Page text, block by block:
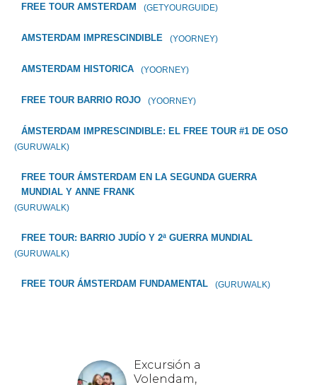
FREE TOUR AMSTERDAM (GETYOURGUIDE)
AMSTERDAM IMPRESCINDIBLE (YOORNEY)
AMSTERDAM HISTORICA (YOORNEY)
FREE TOUR BARRIO ROJO (YOORNEY)
ÁMSTERDAM IMPRESCINDIBLE: EL FREE TOUR #1 DE OSO
(GURUWALK)
FREE TOUR ÁMSTERDAM EN LA SEGUNDA GUERRA
MUNDIAL Y ANNE FRANK
(GURUWALK)
FREE TOUR: BARRIO JUDÍO Y 2ª GUERRA MUNDIAL
(GURUWALK)
FREE TOUR ÁMSTERDAM FUNDAMENTAL (GURUWALK)